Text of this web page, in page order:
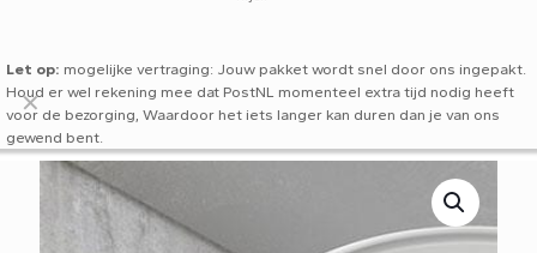
Let op: mogelijke vertraging: Jouw pakket wordt snel door ons ingepakt.
Houd er wel rekening mee dat PostNL momenteel extra tijd nodig heeft
voor de bezorging, Waardoor het iets langer kan duren dan je van ons
gewend bent.
✕